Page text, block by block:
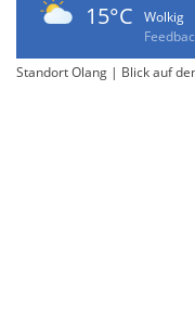
15°C
Wolkig
Standort Olang | Blick auf